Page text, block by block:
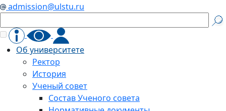
admission@ulstu.ru
Об университете
Ректор
История
Ученый совет
Состав Ученого совета